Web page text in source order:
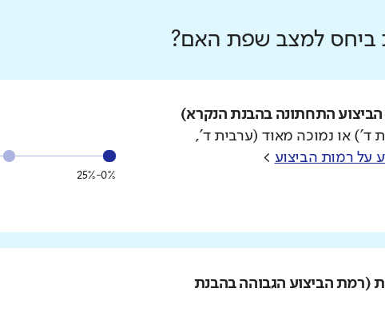
ביחס למצב שפת האם?
התחתונה בהבנת הנקרא)
ד') או נמוכה מאוד (ערבית ד',
על רמות הביצוע >
0%-25%
(רמת הביצוע הגבוהה בהבנת